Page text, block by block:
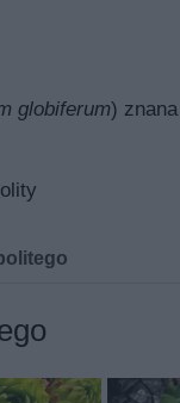
globiferum)